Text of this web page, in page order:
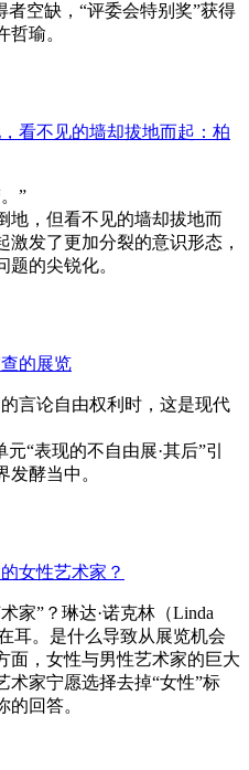
者空缺，“评委会特别奖”获得
瑜。
看不见的墙却拔地而起：柏
”
地，但看不见的墙却拔地而
发了更加分裂的意识形态，
的尖锐化。
的展览
言论自由权利时，这是现代
“表现的不自由展·其后”引
酵当中。
女性艺术家？
家”？琳达·诺克林（Linda
耳。是什么导致从展览机会
面，女性与男性艺术家的巨大
术家宁愿选择去掉“女性”标
回答。